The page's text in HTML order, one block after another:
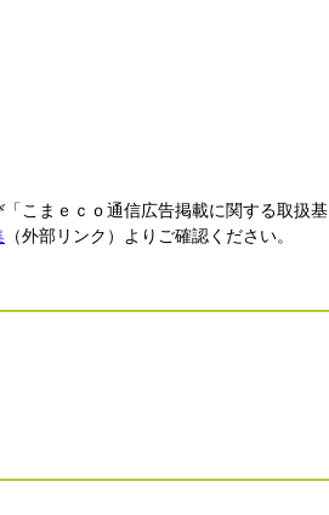
こまｅｃｏ通信広告掲載に関する取扱基
（外部リンク）よりご確認ください。